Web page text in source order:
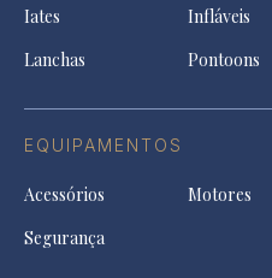
Iates Infláveis
Lanchas
Pontoons
EQUIPAMENTOS
Acessórios Motores
Segurança